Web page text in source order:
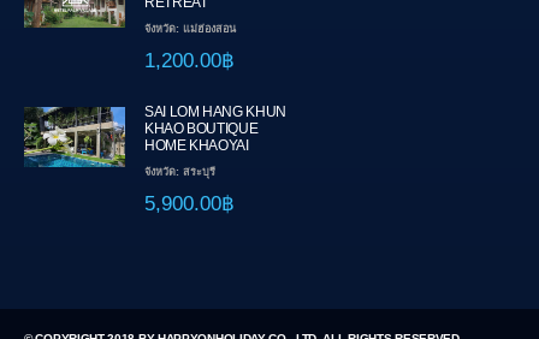
จังหวัด: แม่ฮ่องสอน
1,200.00฿
SAI LOM HANG KHUN
KHAO BOUTIQUE
HOME KHAOYAI
จังหวัด: สระบุรี
5,900.00฿